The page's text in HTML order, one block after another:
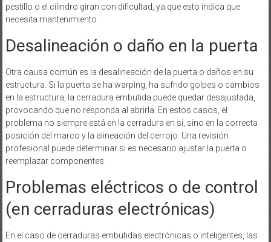
pestillo o el cilindro giran con dificultad, ya que esto indica que
necesita mantenimiento.
Desalineación o daño en la puerta
Otra causa común es la desalineación de la puerta o daños en su
estructura. Si la puerta se ha warping, ha sufrido golpes o cambios
en la estructura, la cerradura embutida puede quedar desajustada,
provocando que no responda al abrirla. En estos casos, el
problema no siempre está en la cerradura en sí, sino en la correcta
posición del marco y la alineación del cerrojo. Una revisión
profesional puede determinar si es necesario ajustar la puerta o
reemplazar componentes.
Problemas eléctricos o de control
(en cerraduras electrónicas)
En el caso de cerraduras embutidas electrónicas o inteligentes, las